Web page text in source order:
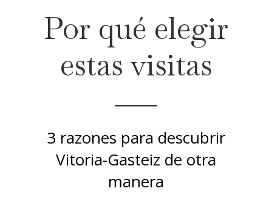
Por qué elegir
estas visitas
3 razones para descubrir
Vitoria-Gasteiz de otra
manera